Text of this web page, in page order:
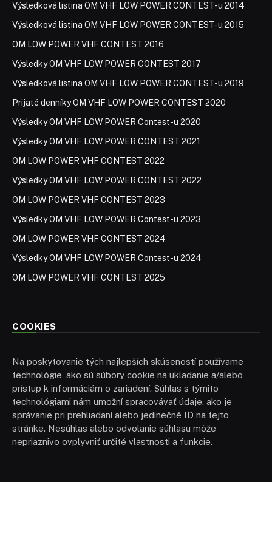
Výsledková listina OM VHF LOW POWER CONTEST-u 2014
Výsledková listina OM VHF LOW POWER CONTEST-u 2015
OM LOW POWER VHF CONTEST 2016
Výsledky OM VHF LOW POWER CONTEST 2017
Výsledková listina OM VHF LOW POWER CONTEST-u 2019
Prijaté denníky OM VHF LOW POWER CONTEST 2020
Výsledky OM VHF LOW POWER Contest-u 2020
Výsledky OM VHF LOW POWER CONTEST 2021
OM LOW POWER VHF CONTEST 2022
Výsledky OM VHF LOW POWER CONTEST 2022
OM LOW POWER VHF CONTEST 2023
Výsledky OM VHF LOW POWER Contest-u 2023
OM LOW POWER VHF CONTEST 2024
Výsledky OM VHF LOW POWER Contest-u 2024
OM LOW POWER VHF CONTEST 2025
COOKIES
Na poskytovanie tých najlepších skúseností používame
technológie, ako sú súbory cookie na ukladanie a/alebo
prístup k informáciám o zariadení. Súhlas s týmito
technológiami nám umožní spracovávať údaje, ako je
správanie pri prehliadaní alebo jedinečné ID na tejto
stránke. Nesúhlas alebo odvolanie súhlasu môže
nepriaznivo ovplyvniť určité vlastnosti a funkcie.